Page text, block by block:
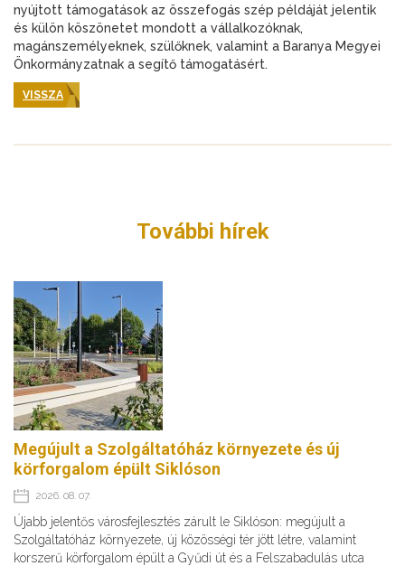
nyújtott támogatások az összefogás szép példáját jelentik
és külön köszönetet mondott a vállalkozóknak,
magánszemélyeknek, szülőknek, valamint a Baranya Megyei
Önkormányzatnak a segítő támogatásért.
VISSZA
További hírek
Megújult a Szolgáltatóház környezete és új
körforgalom épült Siklóson
2026. 08. 07.
Újabb jelentős városfejlesztés zárult le Siklóson: megújult a
Szolgáltatóház környezete, új közösségi tér jött létre, valamint
korszerű körforgalom épült a Gyűdi út és a Felszabadulás utca